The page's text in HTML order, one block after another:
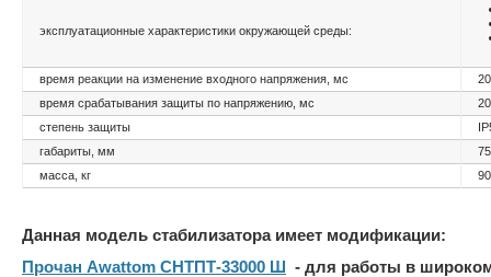
эксплуатационные характеристики окружающей среды:
время реакции на изменение входного напряжения, мс
20
время срабатывания защиты по напряжению, мс
20
степень защиты
габариты, мм
масса, кг
90
Данная модель стабилизатора имеет модификации:
Прочан Awattom СНТПТ-33000 Ш - для работы в